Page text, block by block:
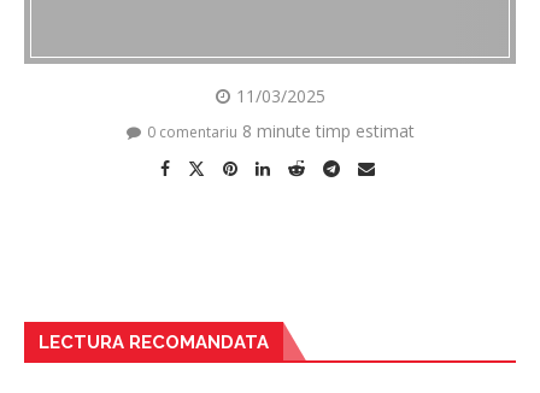
11/03/2025
0 comentariu 8 minute timp estimat
LECTURA RECOMANDATA